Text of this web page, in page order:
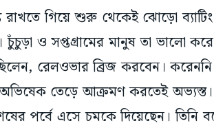
রাখতে গিয়ে শুরু থেকেই ঝোড়ো
ও সপ্তগ্রামের মানুষ তা ভালো
রেলওভার ব্রিজ করবেন।
অভিষেক তেড়ে আক্রমণ করতেই
পর্বে এসে চমকে দিয়েছেন।